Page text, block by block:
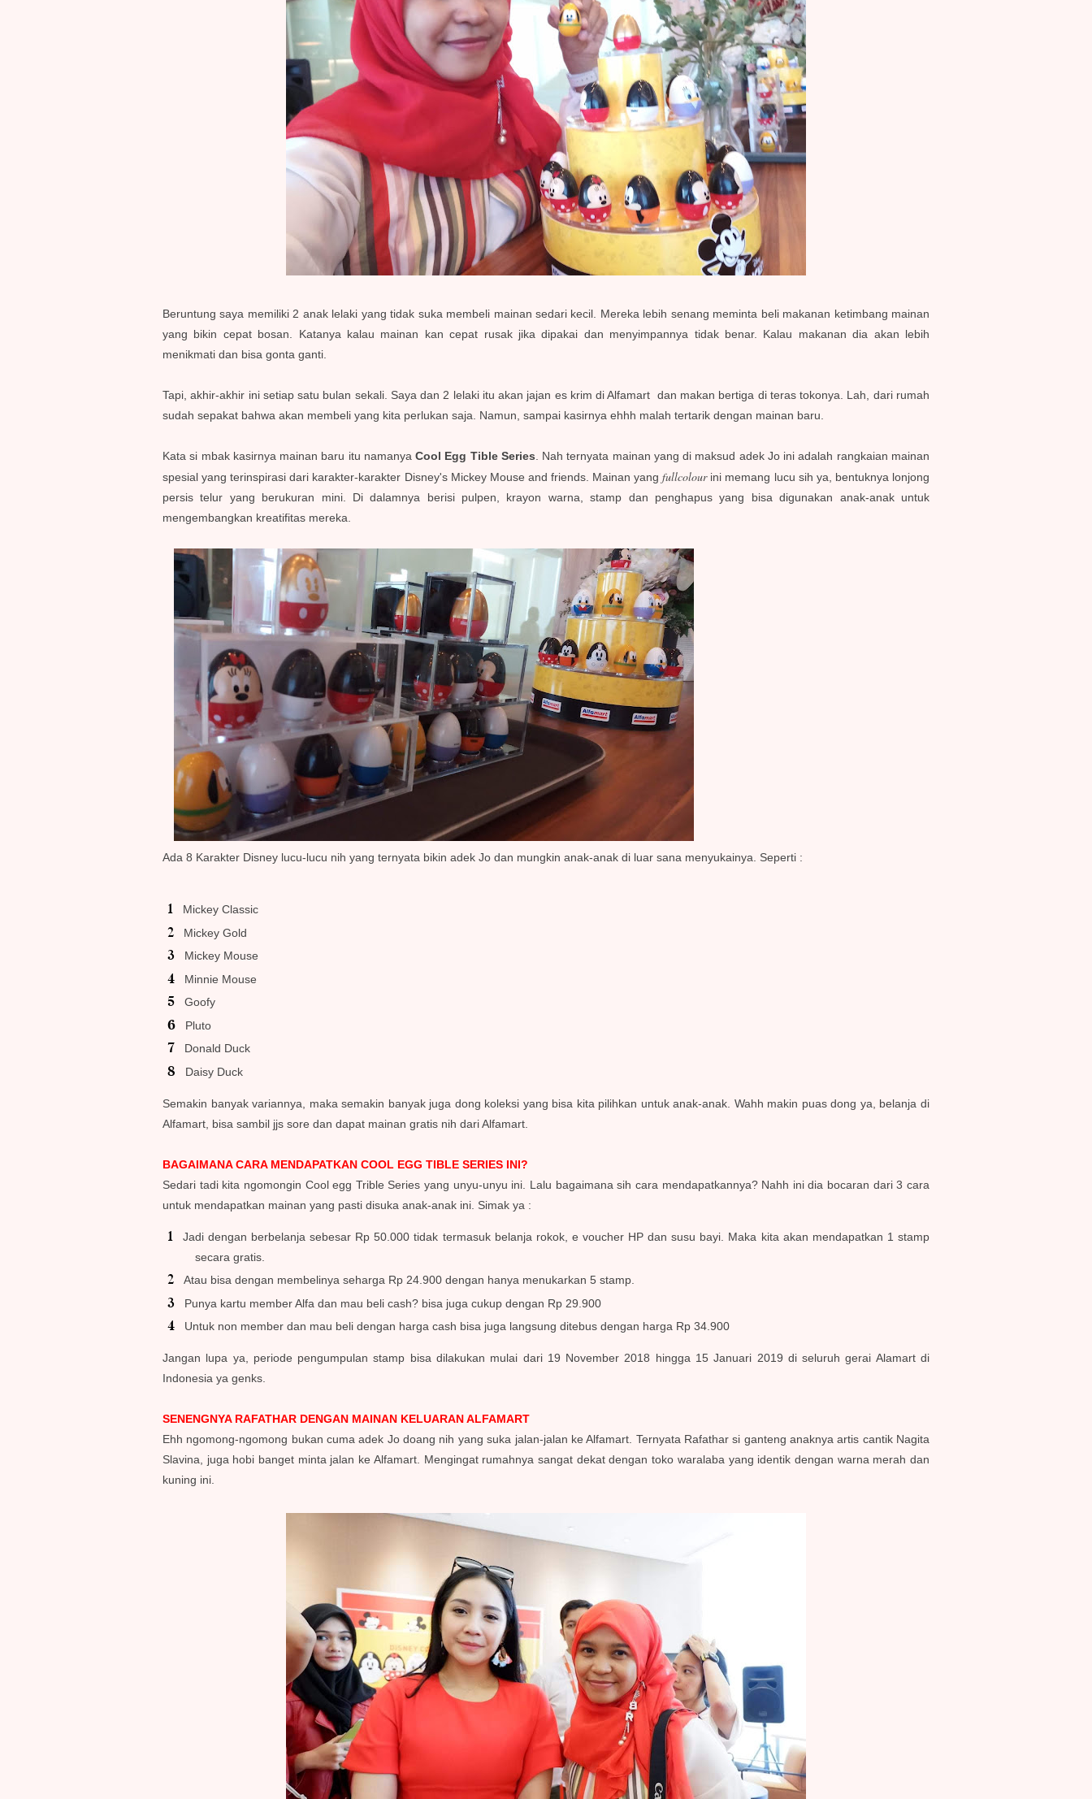
Beruntung saya memiliki 2 anak lelaki yang tidak suka membeli mainan sedari kecil. Mereka lebih senang meminta beli makanan ketimbang mainan
yang bikin cepat bosan. Katanya kalau mainan kan cepat rusak jika dipakai dan menyimpannya tidak benar. Kalau makanan dia akan lebih
menikmati dan bisa gonta ganti.
Tapi, akhir-akhir ini setiap satu bulan sekali. Saya dan 2 lelaki itu akan jajan es krim di Alfamart dan makan bertiga di teras tokonya. Lah, dari rumah
sudah sepakat bahwa akan membeli yang kita perlukan saja. Namun, sampai kasirnya ehhh malah tertarik dengan mainan baru.
Kata si mbak kasirnya mainan baru itu namanyaCool Egg Tible Series. Nah ternyata mainan yang di maksud adek Jo ini adalah rangkaian mainan
spesial yang terinspirasi dari karakter-karakter Disney's Mickey Mouse and friends. Mainan yangfullcolourini memang lucu sih ya, bentuknya lonjong
persis telur yang berukuran mini. Di dalamnya berisi pulpen, krayon warna, stamp dan penghapus yang bisa digunakan anak-anak untuk
mengembangkan kreatifitas mereka.
Ada 8 Karakter Disney lucu-lucu nih yang ternyata bikin adek Jo dan mungkin anak-anak di luar sana menyukainya. Seperti :
Mickey Classic
Mickey Gold
Mickey Mouse
Minnie Mouse
Goofy
Pluto
Donald Duck
Daisy Duck
Semakin banyak variannya, maka semakin banyak juga dong koleksi yang bisa kita pilihkan untuk anak-anak. Wahh makin puas dong ya, belanja di
Alfamart, bisa sambil jjs sore dan dapat mainan gratis nih dari Alfamart.
BAGAIMANA CARA MENDAPATKAN COOL EGG TIBLE SERIES INI?
Sedari tadi kita ngomongin Cool egg Trible Series yang unyu-unyu ini. Lalu bagaimana sih cara mendapatkannya? Nahh ini dia bocaran dari 3 cara
untuk mendapatkan mainan yang pasti disuka anak-anak ini. Simak ya :
Jadi dengan berbelanja sebesar Rp 50.000 tidak termasuk belanja rokok, e voucher HP dan susu bayi. Maka kita akan mendapatkan 1 stamp
secara gratis.
Atau bisa dengan membelinya seharga Rp 24.900 dengan hanya menukarkan 5 stamp.
Punya kartu member Alfa dan mau beli cash? bisa juga cukup dengan Rp 29.900
Untuk non member dan mau beli dengan harga cash bisa juga langsung ditebus dengan harga Rp 34.900
Jangan lupa ya, periode pengumpulan stamp bisa dilakukan mulai dari 19 November 2018 hingga 15 Januari 2019 di seluruh gerai Alamart di
Indonesia ya genks.
SENENGNYA RAFATHAR DENGAN MAINAN KELUARAN ALFAMART
Ehh ngomong-ngomong bukan cuma adek Jo doang nih yang suka jalan-jalan ke Alfamart. Ternyata Rafathar si ganteng anaknya artis cantik Nagita
Slavina, juga hobi banget minta jalan ke Alfamart. Mengingat rumahnya sangat dekat dengan toko waralaba yang identik dengan warna merah dan
kuning ini.